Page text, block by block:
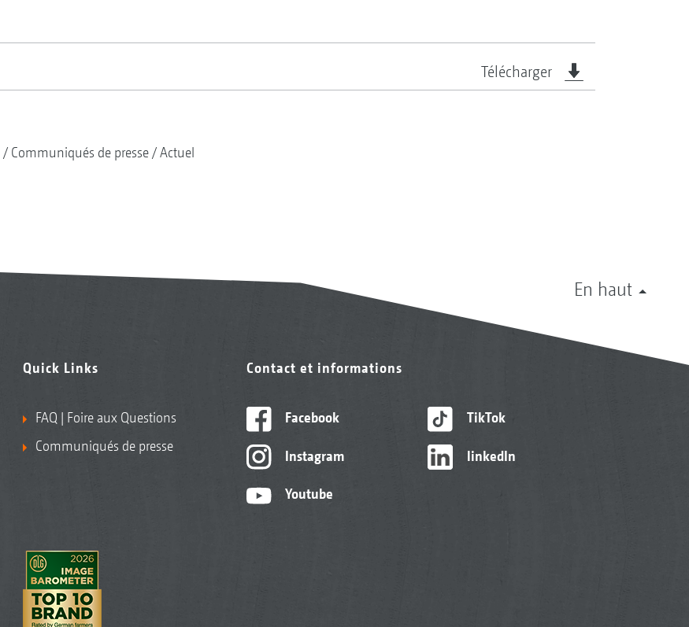
Télécharger
Communiqués de presse Actuel
En haut
Quick Links
FAQ | Foire aux Questions
Communiqués de presse
Contact et informations
Facebook
Instagram
Youtube
TikTok
linkedIn